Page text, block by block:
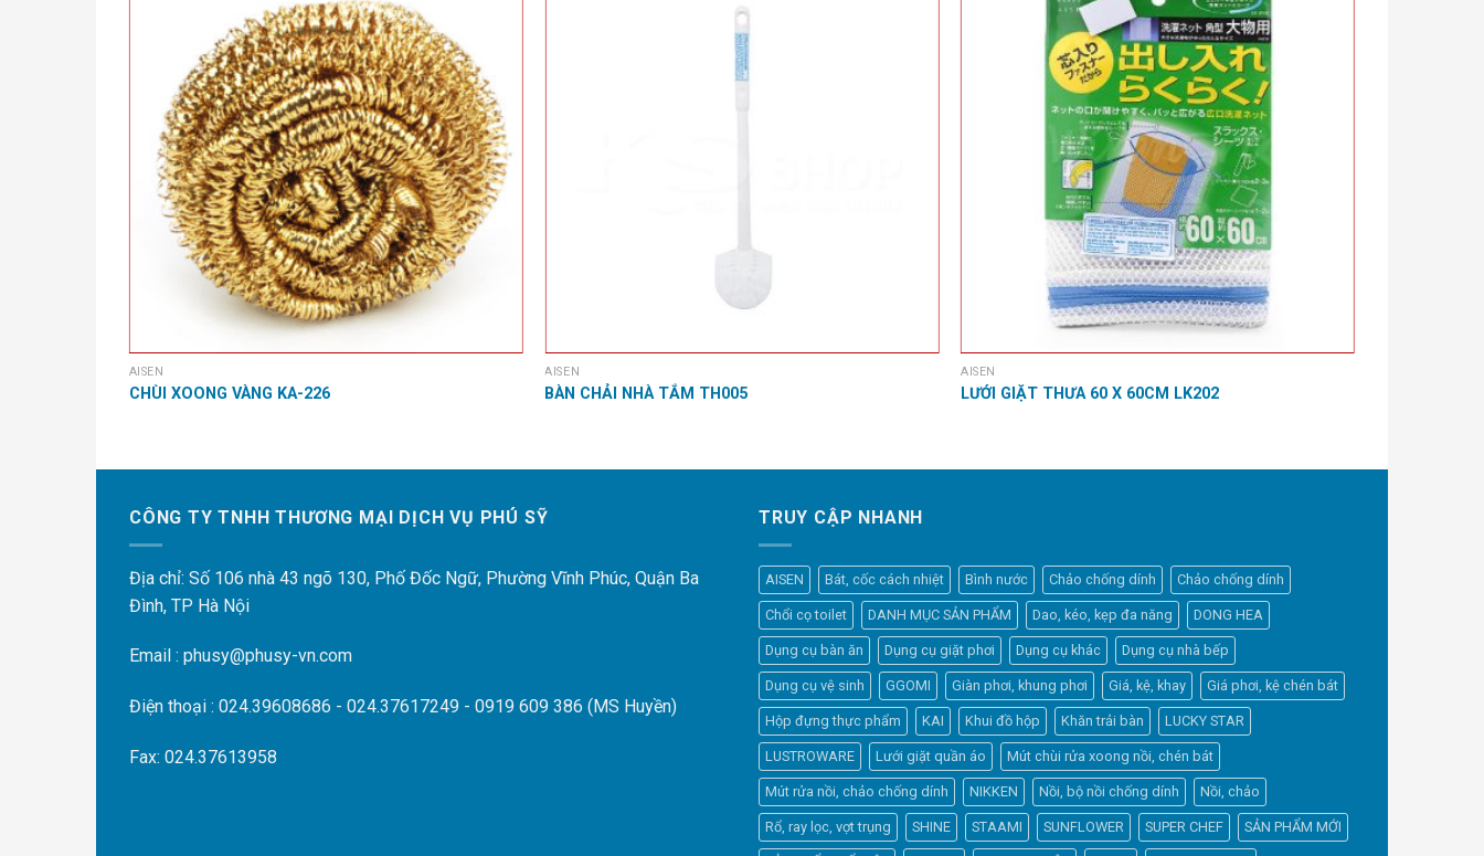
AISEN
CHÙI XOONG VÀNG KA-226
AISEN
BÀN CHẢI NHÀ TẮM TH005
AISEN
LƯỚI GIẶT THƯA 60 X 60CM LK202
CÔNG TY TNHH THƯƠNG MẠI DỊCH VỤ PHÚ SỸ
Địa chỉ: Số 106 nhà 43 ngõ 130, Phố Đốc Ngữ, Phường Vĩnh Phúc, Quận Ba
Đình, TP Hà Nội
Email : phusy@phusy-vn.com
Điện thoại : 024.39608686 - 024.37617249 - 0919 609 386 (MS Huyền)
Fax: 024.37613958
TRUY CẬP NHANH
AISEN Bát, cốc cách nhiệt Bình nước Chảo chống dính Chảo chống dính
Chổi cọ toilet DANH MỤC SẢN PHẨM Dao, kéo, kẹp đa năng DONG HEA
Dụng cụ bàn ăn Dụng cụ giặt phơi Dụng cụ khác Dụng cụ nhà bếp
Dụng cụ vệ sinh GGOMI Giàn phơi, khung phơi Giá, kệ, khay Giá phơi, kệ chén bát
Hộp đựng thực phẩm KAI Khui đồ hộp Khăn trải bàn LUCKY STAR
LUSTROWARE Lưới giặt quần áo Mút chùi rửa xoong nồi, chén bát
Mút rửa nồi, chảo chống dính NIKKEN Nồi, bộ nồi chống dính Nồi, chảo
Rổ, ray lọc, vợt trụng SHINE STAAMI SUNFLOWER SUPER CHEF SẢN PHẨM MỚI
Elfsight
Typically replies within a day
8:24